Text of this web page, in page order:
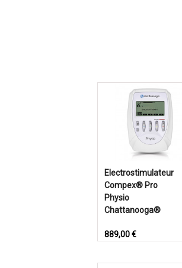
Electrostimulateur
Compex® Pro
Physio
Chattanooga®
Prix
889,00 €